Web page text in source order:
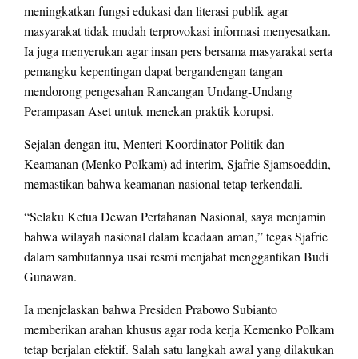
meningkatkan fungsi edukasi dan literasi publik agar
masyarakat tidak mudah terprovokasi informasi menyesatkan.
Ia juga menyerukan agar insan pers bersama masyarakat serta
pemangku kepentingan dapat bergandengan tangan
mendorong pengesahan Rancangan Undang-Undang
Perampasan Aset untuk menekan praktik korupsi.
Sejalan dengan itu, Menteri Koordinator Politik dan
Keamanan (Menko Polkam) ad interim, Sjafrie Sjamsoeddin,
memastikan bahwa keamanan nasional tetap terkendali.
“Selaku Ketua Dewan Pertahanan Nasional, saya menjamin
bahwa wilayah nasional dalam keadaan aman,” tegas Sjafrie
dalam sambutannya usai resmi menjabat menggantikan Budi
Gunawan.
Ia menjelaskan bahwa Presiden Prabowo Subianto
memberikan arahan khusus agar roda kerja Kemenko Polkam
tetap berjalan efektif. Salah satu langkah awal yang dilakukan